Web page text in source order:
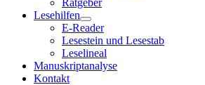
Ratgeber
Lesehilfen
E-Reader
Lesestein und Lesestab
Leselineal
Manuskriptanalyse
Kontakt